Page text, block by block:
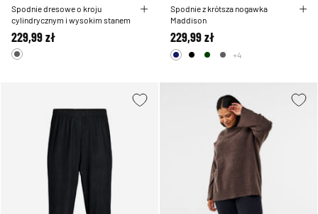
Spodnie dresowe o kroju
cylindrycznym i wysokim stanem
229,99 zł
Spodnie z krótsza nogawka
Maddison
229,99 zł
+4